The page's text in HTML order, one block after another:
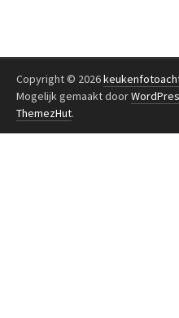
Copyright © 2026
Mogelijk gemaakt door
ThemezHut.